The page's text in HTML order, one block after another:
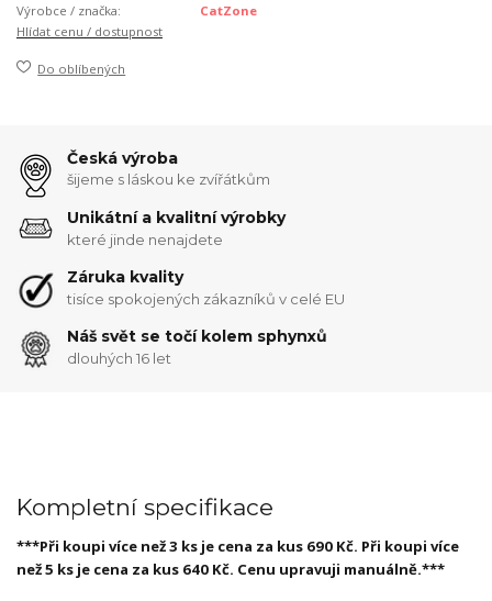
Výrobce / značka:
CatZone
Hlídat cenu / dostupnost
Do oblíbených
Česká výroba
šijeme s láskou ke zvířátkům
Unikátní a kvalitní výrobky
které jinde nenajdete
Záruka kvality
tisíce spokojených zákazníků v celé EU
Náš svět se točí kolem sphynxů
dlouhých 16 let
Kompletní specifikace
***Při koupi více než 3 ks je cena za kus 690 Kč. Při koupi více
než 5 ks je cena za kus 640 Kč. Cenu upravuji manuálně.***